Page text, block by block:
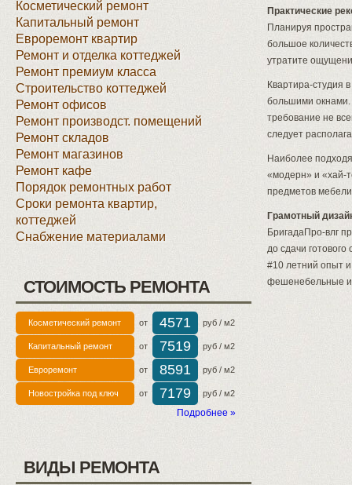
Косметический ремонт
Капитальный ремонт
Евроремонт квартир
Ремонт и отделка коттеджей
Ремонт премиум класса
Строительство коттеджей
Ремонт офисов
Ремонт производст. помещений
Ремонт складов
Ремонт магазинов
Ремонт кафе
Порядок ремонтных работ
Сроки ремонта квартир,
коттеджей
Снабжение материалами
СТОИМОСТЬ РЕМОНТА
Косметический ремонт от 4571 руб / м2
Капитальный ремонт от 7519 руб / м2
Евроремонт от 8591 руб / м2
Новостройка под ключ от 7179 руб / м2
Подробнее »
ВИДЫ РЕМОНТА
Практические
Планируя
большое
утратите
Квартира-студия
большими окнами.
требование не
следует
Наиболее
«модерн» и «хай-
предметов
Грамотный
БригадаПро-влг
до сдачи готового
#10 летний опыт
фешенебельные и